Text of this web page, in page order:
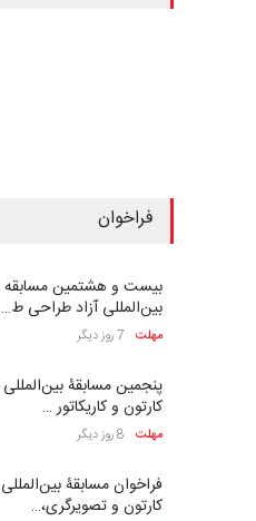
فراخوان
بیست و هشتمین مسابقه
بین‌المللی آزاد طراحی ط…
مهلت 7 روز دیگر
پنجمین مسابقۀ بین‌المللی
کارتون و کاریکاتور …
مهلت 8 روز دیگر
فراخوان مسابقۀ بین‌المللی
کارتون و تصویرگری،…